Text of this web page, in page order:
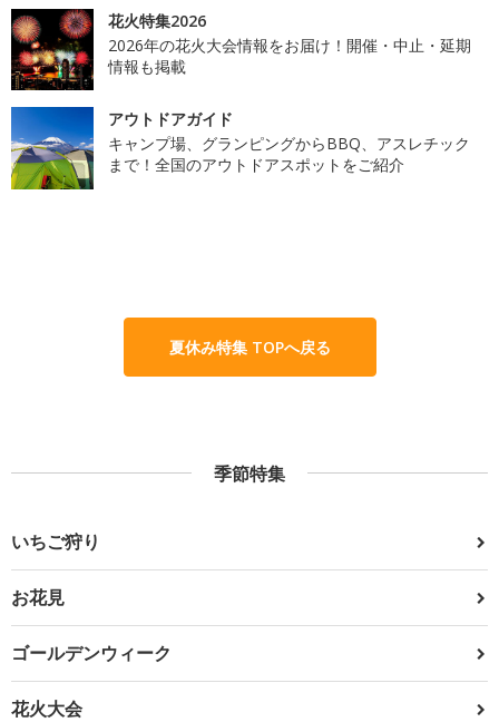
花火特集2026
2026年の花火大会情報をお届け！開催・中止・延期
情報も掲載
アウトドアガイド
キャンプ場、グランピングからBBQ、アスレチック
まで！全国のアウトドアスポットをご紹介
夏休み特集 TOPへ戻る
季節特集
いちご狩り
お花見
ゴールデンウィーク
花火大会